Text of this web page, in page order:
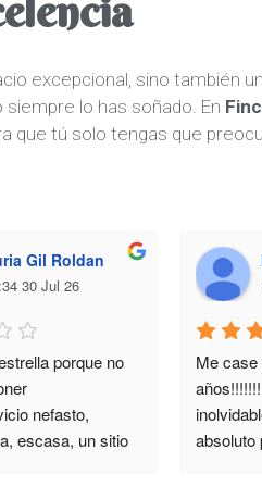
excepcional, sino también
lo has soñado. En
que tú solo tengas que
Gil Roldan
30 Jul 26
porque no
nefasto,
escasa, un sitio
Me case
absoluto